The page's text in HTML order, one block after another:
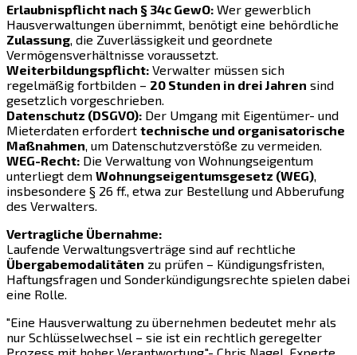
Erlaubnispflicht nach § 34c GewO: Wer gewerblich
Hausverwaltungen übernimmt, benötigt eine behördliche
Zulassung, die Zuverlässigkeit und geordnete
Vermögensverhältnisse voraussetzt.
Weiterbildungspflicht: Verwalter müssen sich
regelmäßig fortbilden – 20 Stunden in drei Jahren sind
gesetzlich vorgeschrieben.
Datenschutz (DSGVO): Der Umgang mit Eigentümer- und
Mieterdaten erfordert technische und organisatorische
Maßnahmen, um Datenschutzverstöße zu vermeiden.
WEG-Recht: Die Verwaltung von Wohnungseigentum
unterliegt dem Wohnungseigentumsgesetz (WEG),
insbesondere § 26 ff., etwa zur Bestellung und Abberufung
des Verwalters.
Vertragliche Übernahme:
Laufende Verwaltungsverträge sind auf rechtliche
Übergabemodalitäten zu prüfen – Kündigungsfristen,
Haftungsfragen und Sonderkündigungsrechte spielen dabei
eine Rolle.
"Eine Hausverwaltung zu übernehmen bedeutet mehr als
nur Schlüsselwechsel – sie ist ein rechtlich geregelter